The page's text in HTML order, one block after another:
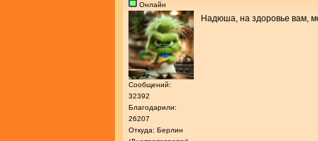
Онлайн
Сообщений:
32392
Благодарили:
26207
Откуда: Берлин
Надюша, на здоровье вам,